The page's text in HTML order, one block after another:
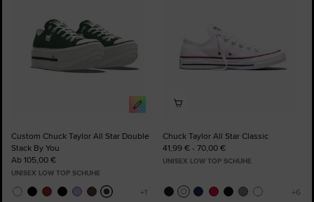
Custom Chuck Taylor All Star Double
Stack By You
Ab 105,00 €
UNISEX LOW TOP SCHUHE
Chuck Taylor All Star Classic
41,99 € - 70,00 €
UNISEX LOW TOP SCHUHE